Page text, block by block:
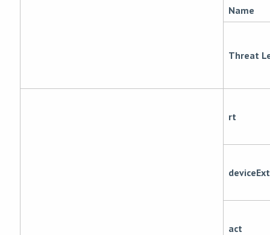
Name
Threat
rt
act